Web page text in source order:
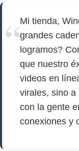
Mi tienda,
grandes
logramos?
que nuestro
videos en
virales, sino a
con la gente
conexiones y